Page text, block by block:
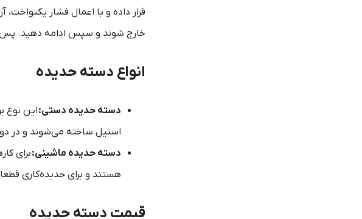
قرار داده و با اعمال فشار
خارج شوند و سپس ادامه دهید. پس
انواع دسته حدیده
دسته حدیده دستی:این نوع
استیل ساخته می‌شوند و در دو
دسته حدیده ماشینی:برای
هستند و برای حدیده‌کاری
قیمت دسته حدیده